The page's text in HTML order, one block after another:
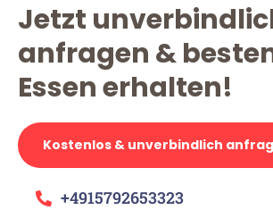
Jetzt
anfragen &
Essen erhalten!
Kostenlos & unverbindlich
+4915792653323